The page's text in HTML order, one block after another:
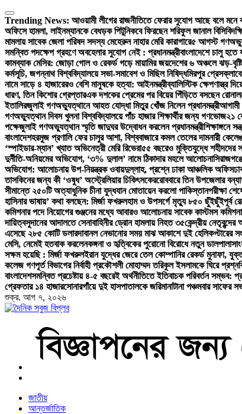
Skip
to
content
Trending News: আওয়ামী লীগের রাজনীতিতে ফেরার সুযোগ আছে বলে মনে
অফিসে হামলা, লাইনম্যানকে বেধড়ক পিটুনিকবে ফিরছেন শরিফুল জানাল বিসিবি
মামলায় সাবেক জেলা পরিষদ সদস্য মেহেরুন নাহার মেরি কারাগারে৫ আগস্ট
সমন্বিত পদক্ষেপ গ্রহণে অবহেলার সুযোগ নেই : প্রধানমন্ত্রীবাংলাদেশে চালু
কামব্যাক মেসির: জোড়া গোল ও রেকর্ড গড়ে মায়ামির জয়দেশের ৬ অঞ্চলে ঝড়-
কর্মসূচি, জগন্নাথ বিশ্ববিদ্যালয়ে সভা-সমাবেশ ও মিছিল নিষিদ্ধমিরপুর
নামে সাড়ে ৪ হাজারেরও বেশি মানুষকে হত্যা: আইনমন্ত্রীব্যালিস্টিক ক্ষেপণাস্ত্র
ধারণ, তিন কিশোর গ্রেপ্তারএক দশকের প্রেমের পর বিয়ের পিঁড়িতে বসছেন
ইতালিরজুলাই গণঅভ্যুত্থানে আহত যোদ্ধা মিতুর খোঁজ নিলেন প্রধানমন্ত্রীআগামী
গণঅভ্যুত্থান দিবস খুলনা বিশ্ববিদ্যালয়ে পাঁচ হাজার শিক্ষার্থীর জন্য গণভোজ২১
পক্ষেজুলাই গণঅভ্যুত্থান স্মৃতি জাদুঘর উদ্বোধন করলেন প্রধানমন্ত্রীশিক্ষাঙ্গনে
বাংলাদেশহরমুজ প্রণালি ফের চালুর আশা, বিশ্ববাজারে কমল তেলের দামনারী
‘স্পাইডার-ম্যান’ খ্যাত অভিনেত্রী মেরি রিভেরা৫৫ বছরেও মুক্তিযুদ্ধে শহীদদের
দুর্নীতি-অনিয়মের অভিযোগ, ‘৩% দুলাল’ নামে ঠিকাদার মহলে আলোচনা
অভিযোগ: আলোচনায় উপ-নিয়ন্ত্রক ওবায়দুল্লাহ, প্রশ্নে ঢাকা আঞ্চলিক অফিস
তাসকিনের জন্য কী ‘ওষুধ’ অস্ট্রেলিয়ার চিকিৎসকেররোববারে তিন উপজেলার
সীমান্তে ২৫০টি অত্যাধুনিক চীনা যুদ্ধযান মোতায়েন করলো পাকিস্তানপরীক্ষা
হাসিনার ভাষায়’ কথা বলছেন: মির্জা ফখরুলহাম ও উপসর্গে মৃত্যু ৮৫০ ছুঁইছুঁইপূর্ব
কমিশনার পদে নিয়োগের গুঞ্জনের মধ্যে আবারও আলোচনায় সাবেক কাস্টমস
দায়িত্বসুদানের আদালতে সেনাবাহিনীর ড্রোন হামলায় নিহত ৩৫কেন্দ্রীয়
এসেছে ২৮৫ কোটি ডলারদাবানল নেভানোর সময় মাঝ আকাশে দুই হেলিকপ্টারের
মেসি, নেমেই হতবাক করলেনকঙ্গনা ও হৃত্বিকের পুরোনো বিরোধে নতুন ডালপালা
সক্ষম হয়েছি : মির্জা ফখরুলইরান যুদ্ধের জেরে তেল কোম্পানির রেকর্ড মুনাফা,
কলেজ গণপূর্ত বিভাগের নির্বাহী প্রকৌশলী মোহাম্মদ তরিকুল ইসলামকে ঘিরে প্রশ্ন
বাংলাদেশসমন্বিত প্রচেষ্টায় ৪-৫ বছরেই অর্থনীতিতে ইতিবাচক পরিবর্তন সম্ভব:
গ্রেফতার ১৪ হাজারসোনারগাঁয়ে দুই হাসপাতালকে জরিমানাটানা পঞ্চমবার সাফের
শুক্র. আগ ৭, ২০২৬
বাংলা নিউজ পেপার
জাতীয়
আন্তর্জাতিক